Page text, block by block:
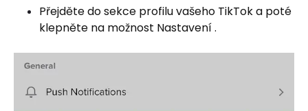
Přejděte do sekce profilu vašeho TikTok a poté
klepněte na možnost Nastavení .